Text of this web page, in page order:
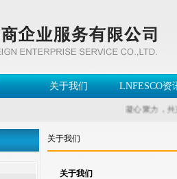
关于我们 LNFESCO资
凝心聚力，
关于我们
关于我们